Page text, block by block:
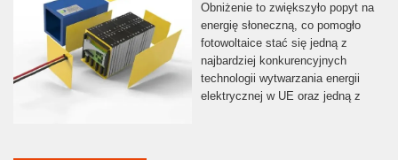
Obniżenie to zwiększyło popyt na
energię słoneczną, co pomogło
fotowoltaice stać się jedną z
najbardziej konkurencyjnych
technologii wytwarzania energii
elektrycznej w UE oraz jedną z